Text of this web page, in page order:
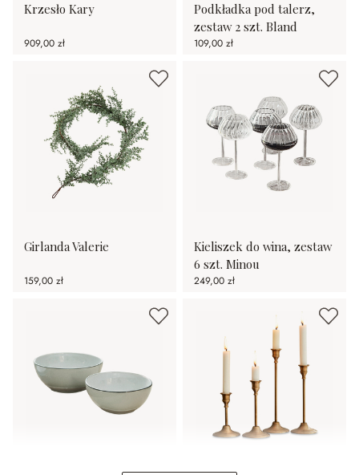
Krzesło Kary
909,00 zł
Podkładka pod talerz,
zestaw 2 szt. Bland
109,00 zł
Girlanda Valerie
159,00 zł
Kieliszek do wina, zestaw
6 szt. Minou
249,00 zł